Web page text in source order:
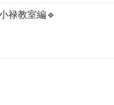
禄教室編🔹